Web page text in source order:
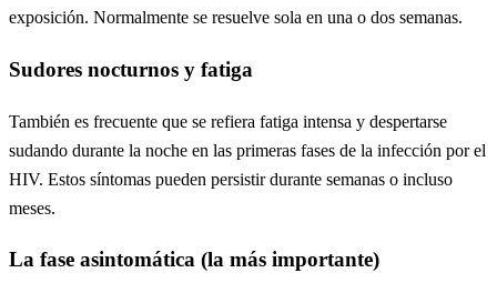
exposición. Normalmente se resuelve sola en una o dos semanas.
Sudores nocturnos y fatiga
También es frecuente que se refiera fatiga intensa y despertarse
sudando durante la noche en las primeras fases de la infección por el
HIV. Estos síntomas pueden persistir durante semanas o incluso
meses.
La fase asintomática (la más importante)